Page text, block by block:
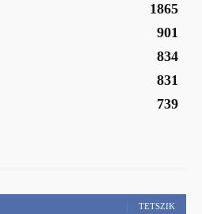
1865
901
834
831
739
TETSZIK